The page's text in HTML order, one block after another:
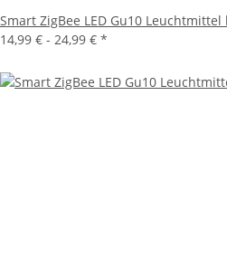
Smart ZigBee LED Gu10
14,99 € - 24,99 € *